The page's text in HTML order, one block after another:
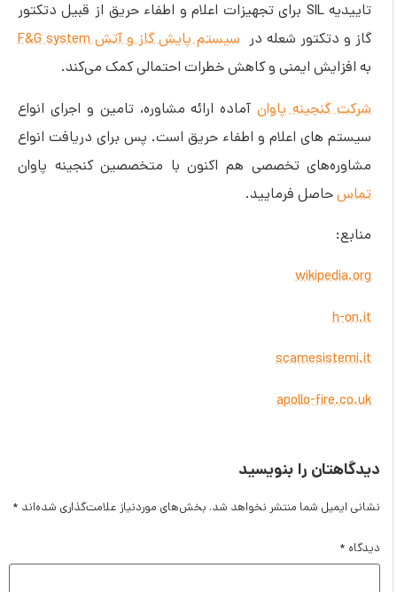
تاییدیه SIL برای تجهیزات اعلام و اطفاء حریق از قبیل دتکتور
گاز و دتکتور شعله درسیستم پایش گاز و آتش F&G system
به افزایش ایمنی و کاهش خطرات احتمالی کمک می‌کند.
شرکت گنجینه پاوانآماده ارائه مشاوره، تامین و اجرای انواع
سیستم های اعلام و اطفاء حریق است. پس برای دریافت انواع
مشاوره‌های تخصصی هم اکنون با متخصصین کنجینه پاوان
تماسحاصل فرمایید.
منابع:
wikipedia.org
h-on.it
scamesistemi.it
apollo-fire.co.uk
را بنویسید
ایمیل شما منتشر نخواهد شد. بخش‌های موردنیاز علامت‌گذاری شده‌اند*
*